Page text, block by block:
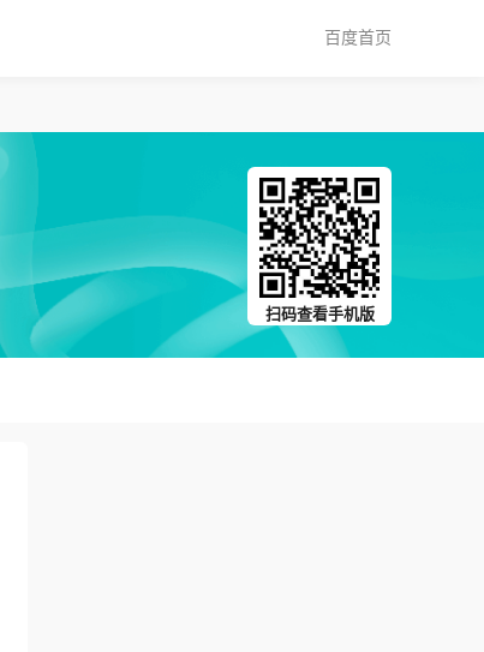
百度首页
扫码查看手机版